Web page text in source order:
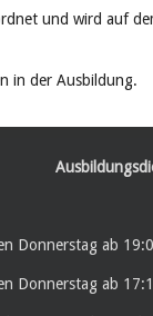
und wird auf
in der Ausbildung.
Donnerstag ab
Donnerstag ab